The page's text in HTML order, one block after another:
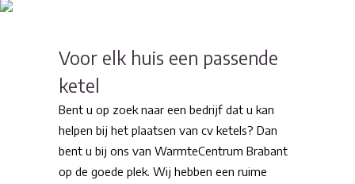
Voor elk huis een passende
ketel
Bent u op zoek naar een bedrijf dat u kan
helpen bij het plaatsen van cv ketels? Dan
bent u bij ons van WarmteCentrum Brabant
op de goede plek. Wij hebben een ruime